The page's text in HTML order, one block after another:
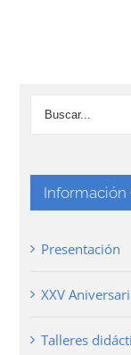
Información
Presentación
XXV
Talleres